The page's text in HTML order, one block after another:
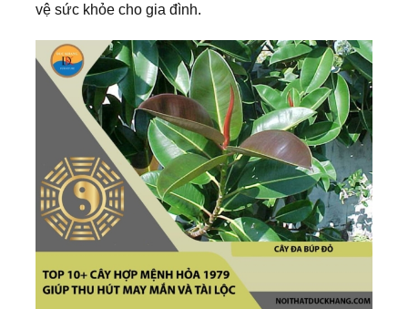
vệ sức khỏe cho gia đình.